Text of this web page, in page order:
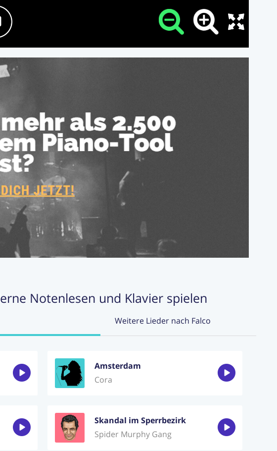
Notenlesen und Klavier spielen
Weitere Lieder nach Falco
Amsterdam
Cora
Skandal im Sperrbezirk
Spider Murphy Gang